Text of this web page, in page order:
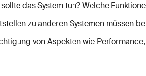
sollte das System tun? Welche
zu anderen Systemen müssen
von Aspekten wie